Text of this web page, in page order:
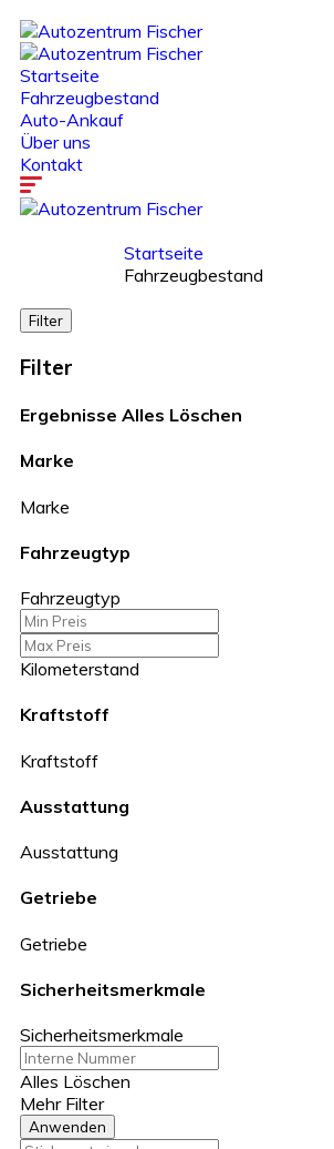
Startseite
Fahrzeugbestand
Auto-Ankauf
Über uns
Kontakt
Startseite
Fahrzeugbestand
Filter
Filter
Ergebnisse Alles Löschen
Marke
Marke
Fahrzeugtyp
Fahrzeugtyp
Kilometerstand
Kraftstoff
Kraftstoff
Ausstattung
Ausstattung
Getriebe
Getriebe
Sicherheitsmerkmale
Sicherheitsmerkmale
Alles Löschen
Mehr Filter
Anwenden